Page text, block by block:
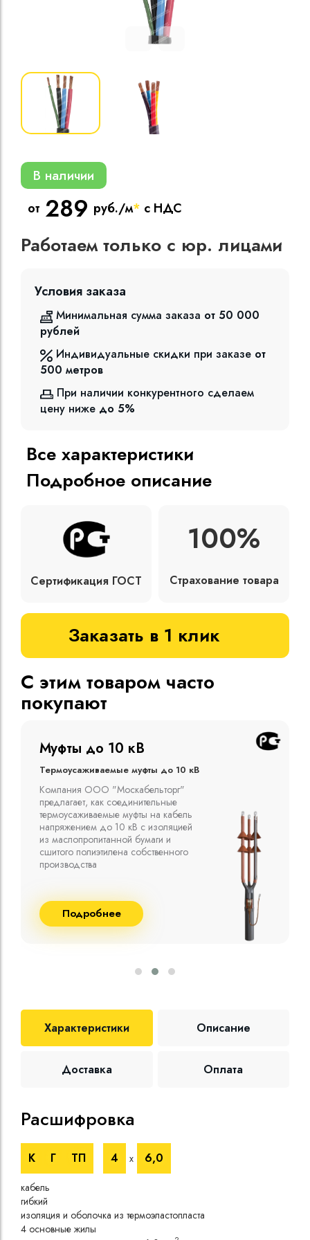
В наличии
от 289 руб./м* с НДС
Работаем только с юр. лицами
Условия заказа
Минимальная сумма заказа от 50 000
рублей
Индивидуальные скидки при заказе от
500 метров
При наличии конкурентного сделаем
цену ниже до 5%
Все характеристики
Подробное описание
Сертификация ГОСТ
100%
Страхование товара
Заказать в 1 клик
С этим товаром часто
покупают
Муфты до 10 кВ
Термоусаживаемые муфты до 10 кВ
Компания ООО "Москабельторг"
предлагает, как соединительные
термоусаживаемые муфты на кабель
напряжением до 10 кВ с изоляцией
из маслопропитанной бумаги и
сшитого полиэтилена собственного
производства
Подробнее
Характеристики Описание
Доставка Оплата
Расшифровка
К Г ТП 4 х 6,0
кабель
гибкий
изоляция и оболочка из термоэластопласта
4 основные жилы